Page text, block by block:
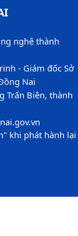
nghệ thành
- Giám đốc Sở
Nai
Trấn Biên, thành
khi phát hành lại